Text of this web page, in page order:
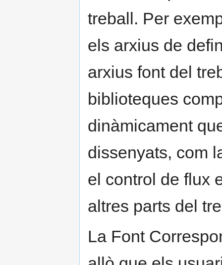
treball. Per
els arxius de
arxius font del
biblioteques
dinàmicament
dissenyats, com
el control de flux
altres parts del
La Font